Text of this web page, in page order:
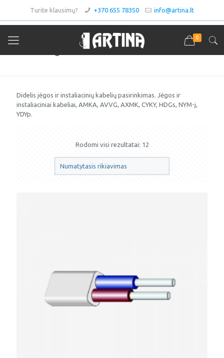
Turite klausimų? +370 655 78350 info@artina.lt
0
Jėgos ir instaliaciniai kabeliai
Didelis jėgos ir instaliacinių kabelių pasirinkimas. Jėgos ir
instaliaciniai kabeliai, AMKA, AVVG, AXMK, CYKY, HDGs, NYM-j,
YDYp.
Rodomi visi rezultatai: 12